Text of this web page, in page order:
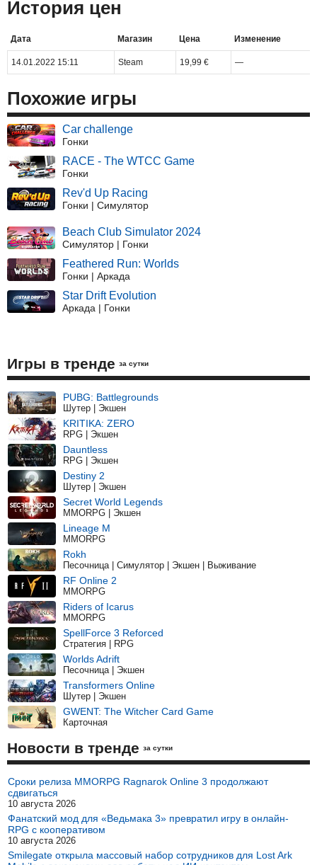
История цен
Дата Магазин Цена Изменение
14.01.2022 15:11 Steam 19,99 € —
Похожие игры
Car сhallenge
Гонки
RACE - The WTCC Game
Гонки
Rev'd Up Racing
Гонки | Симулятор
Beach Club Simulator 2024
Симулятор | Гонки
Feathered Run: Worlds
Гонки | Аркада
Star Drift Evolution
Аркада | Гонки
Игры в тренде за сутки
PUBG: Battlegrounds
Шутер | Экшен
KRITIKA: ZERO
RPG | Экшен
Dauntless
RPG | Экшен
Destiny 2
Шутер | Экшен
Secret World Legends
MMORPG | Экшен
Lineage M
MMORPG
Rokh
Песочница | Симулятор | Экшен | Выживание
RF Online 2
MMORPG
Riders of Icarus
MMORPG
SpellForce 3 Reforced
Стратегия | RPG
Worlds Adrift
Песочница | Экшен
Transformers Online
Шутер | Экшен
GWENT: The Witcher Card Game
Карточная
Новости в тренде за сутки
Сроки релиза MMORPG Ragnarok Online 3 продолжают
сдвигаться
10 августа 2026
Фанатский мод для «Ведьмака 3» превратил игру в онлайн-
RPG с кооперативом
10 августа 2026
Smilegate открыла массовый набор сотрудников для Lost Ark